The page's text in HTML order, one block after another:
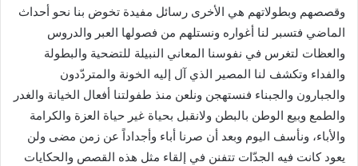
وقصصهم وبطولاتهم هي الأخرى رسائل مفيدة تخوض بنا نحو أحداث
الماضي فتسبر لنا أغواره ونستلهم من فصولها العبر والدروس
والعظات لتغرس في نفوسنا المعاني النبيلة للتضحية والبطولة
والفداء وتكشف لنا المصير الذي آل إليه الخونة والمتردّدون
والجبارون والجبناء فنستهجن ونلعن منذ طفولتنا أفعال الخيانة والغدر
والطمع وبيع الوطن بالبطن ولانقبل بحياة غير حياة العزة والكرامة
والأباء، ونأسف اليوم وبعد أن صرنا أباء وأجداداً عن زمن مضى ولن
يعود كانت فيه الجدّات تتفنن في إلقاء مثل هذه القصص والحكايات